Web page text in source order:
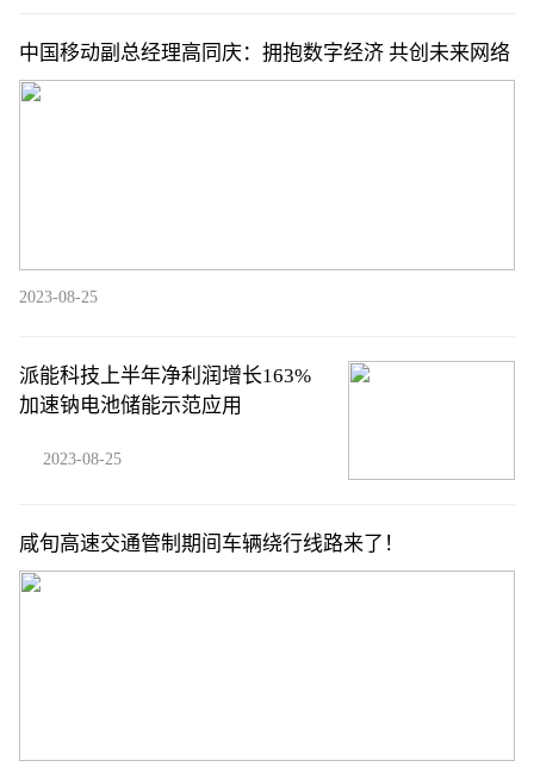
中国移动副总经理高同庆：拥抱数字经济 共创未来网络
2023-08-25
派能科技上半年净利润增长163%
加速钠电池储能示范应用
2023-08-25
咸旬高速交通管制期间车辆绕行线路来了！